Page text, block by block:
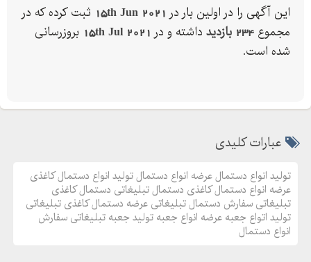
تلفن همراه :
آدرس : تهران - تقاطع جمهوری و ولیعصر - جنب فروشگاه رفاه - پلاک
تولید انواع دستمال کاغذی
دستمال تبلیغاتی
دستمال کاغذی تبلیغاتی
سفارش دستمال تبلیغاتی
عرضه دستمال کاغذی تبلیغاتی
این آگهی را در اولین بار در 15th Jun 2021 ثبت کرده که در
مجموع 234 بازدید داشته و در 15th Jul 2021 بروزرسانی
شده است.
عبارات کلیدی
تولید انواع دستمال عرضه انواع دستمال تولید انواع دستمال کاغذی
عرضه انواع دستمال کاغذی دستمال تبلیغاتی دستمال کاغذی
تبلیغاتی سفارش دستمال تبلیغاتی عرضه دستمال کاغذی تبلیغاتی
تولید اتواع جعبه عرضه انواع جعبه تولید جعبه تبلیغاتی سفارش
انواع دستمال